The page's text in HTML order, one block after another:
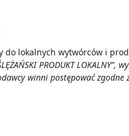
lokalnych wytwórców i
PRODUKT
winni postępować